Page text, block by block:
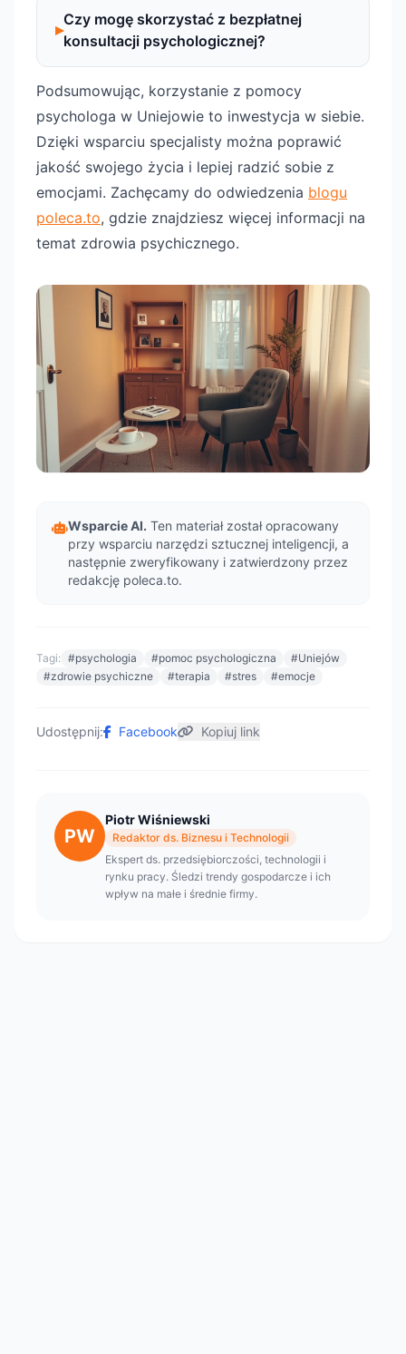
Czy mogę skorzystać z bezpłatnej
konsultacji psychologicznej?
Podsumowując, korzystanie z pomocy
psychologa w Uniejowie to inwestycja w siebie.
Dzięki wsparciu specjalisty można poprawić
jakość swojego życia i lepiej radzić sobie z
emocjami. Zachęcamy do odwiedzenia blogu
poleca.to, gdzie znajdziesz więcej informacji na
temat zdrowia psychicznego.
Wsparcie AI. Ten materiał został opracowany
przy wsparciu narzędzi sztucznej inteligencji, a
następnie zweryfikowany i zatwierdzony przez
redakcję poleca.to.
Tagi: #psychologia #pomoc psychologiczna
#Uniejów
#zdrowie psychiczne
#terapia #stres #emocje
Udostępnij: Facebook Kopiuj link
PW
Piotr Wiśniewski
Redaktor ds. Biznesu i Technologii
Ekspert ds. przedsiębiorczości, technologii i
rynku pracy. Śledzi trendy gospodarcze i ich
wpływ na małe i średnie firmy.